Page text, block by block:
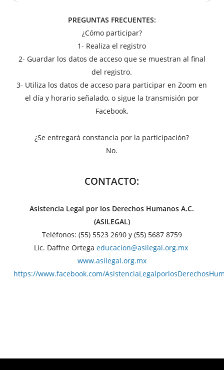
PREGUNTAS FRECUENTES:
¿Cómo participar?
1- Realiza el registro
2- Guardar los datos de acceso que se muestran al final
del registro.
3- Utiliza los datos de acceso para participar en Zoom en
el día y horario señalado, o sigue la transmisión por
Facebook.
¿Se entregará constancia por la participación?
No.
CONTACTO:
Asistencia Legal por los Derechos Humanos A.C.
(ASILEGAL)
Teléfonos: (55) 5523 2690 y (55) 5687 8759
Lic. Daffne Ortega educacion@asilegal.org.mx
www.asilegal.org.mx
https://www.facebook.com/